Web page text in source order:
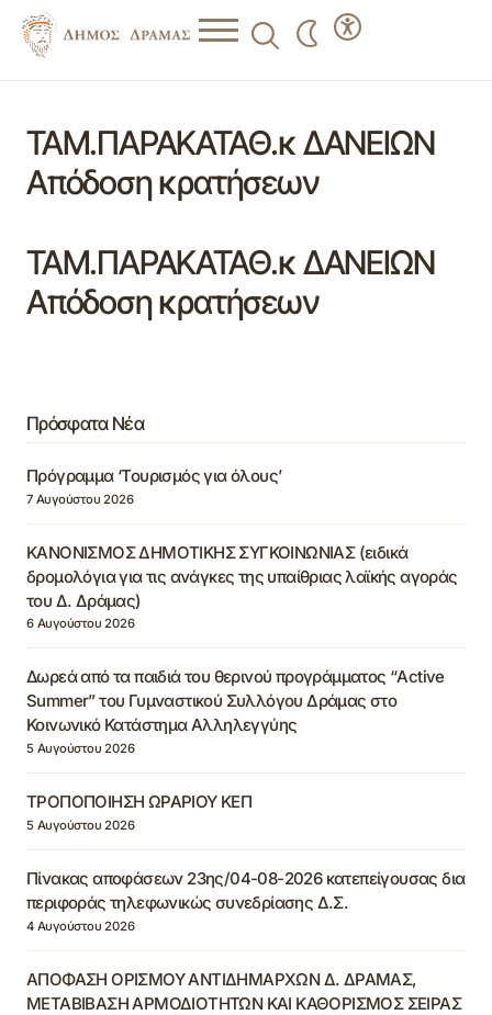
ΤΑΜ.ΠΑΡΑΚΑΤΑΘ.κ ΔΑΝΕΙΩΝ
Απόδοση κρατήσεων
ΤΑΜ.ΠΑΡΑΚΑΤΑΘ.κ ΔΑΝΕΙΩΝ
Απόδοση κρατήσεων
Πρόσφατα Νέα
Πρόγραμμα ‘Τουρισμός για όλους’
7 Αυγούστου 2026
ΚΑΝΟΝΙΣΜΟΣ ΔΗΜΟΤΙΚΗΣ ΣΥΓΚΟΙΝΩΝΙΑΣ (ειδικά
δρομολόγια για τις ανάγκες της υπαίθριας λαϊκής αγοράς
του Δ. Δράμας)
6 Αυγούστου 2026
Δωρεά από τα παιδιά του θερινού προγράμματος “Active
Summer” του Γυμναστικού Συλλόγου Δράμας στο
Κοινωνικό Κατάστημα Αλληλεγγύης
5 Αυγούστου 2026
ΤΡΟΠΟΠΟΙΗΣΗ ΩΡΑΡΙΟΥ ΚΕΠ
5 Αυγούστου 2026
Πίνακας αποφάσεων 23ης/04-08-2026 κατεπείγουσας δια
περιφοράς τηλεφωνικώς συνεδρίασης Δ.Σ.
4 Αυγούστου 2026
ΑΠΟΦΑΣΗ ΟΡΙΣΜΟΥ ΑΝΤΙΔΗΜΑΡΧΩΝ Δ. ΔΡΑΜΑΣ,
ΜΕΤΑΒΙΒΑΣΗ ΑΡΜΟΔΙΟΤΗΤΩΝ ΚΑΙ ΚΑΘΟΡΙΣΜΟΣ ΣΕΙΡΑΣ